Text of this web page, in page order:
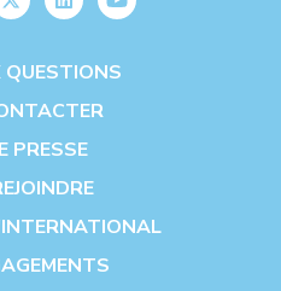
QUESTIONS
PRESSE